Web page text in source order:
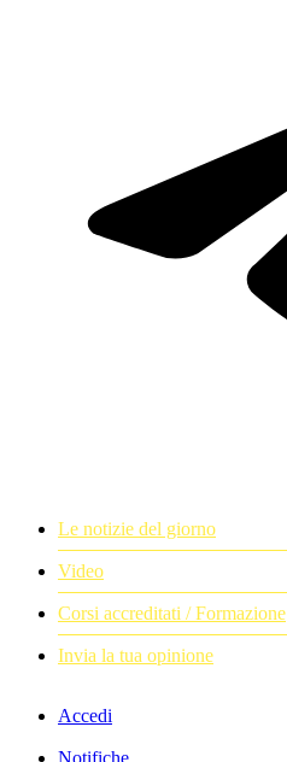
Le notizie del giorno
Video
Corsi accreditati / Formazione
Invia la tua opinione
Accedi
Notifiche